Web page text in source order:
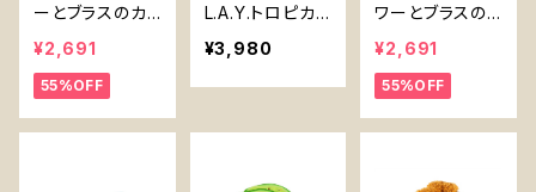
ーとブラスのカ
フェカラー【Ani
mals in Charg
e】犬 首輪 夏 花
ゃれ かわいい
¥2,691
55%OFF
L.A.Y.トロピカ
ルパラダイスシリ
ーズ】Palm Tre
e【P.L.A.Y. Tro
Series】
¥3,980
ワーとブラスの
カフェカラー【An
imals in Charg
e】犬 首輪 夏 花
ゃれ かわいい
¥2,691
55%OFF